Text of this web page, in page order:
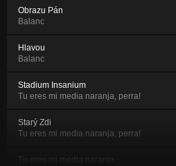
Obrazu Pán
Balanc
Hlavou
Balanc
Stadium Insanium
Tu eres mi media naranja, perra!
Starý Zdi
Tu eres mi media naranja, perra!
Tu eres mi media naranja